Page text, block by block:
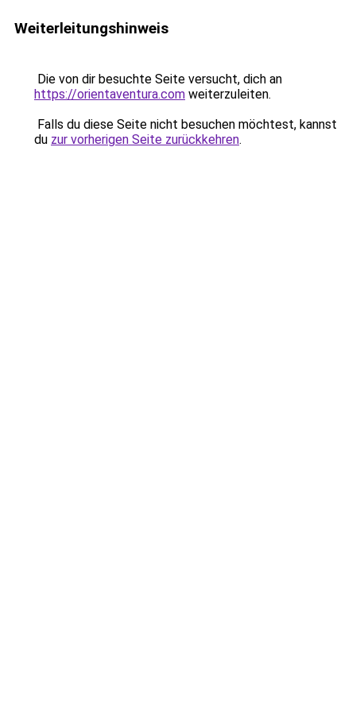
Weiterleitungshinweis
Die von dir besuchte Seite versucht, dich an
https://orientaventura.com weiterzuleiten.
Falls du diese Seite nicht besuchen möchtest, kannst
du zur vorherigen Seite zurückkehren.